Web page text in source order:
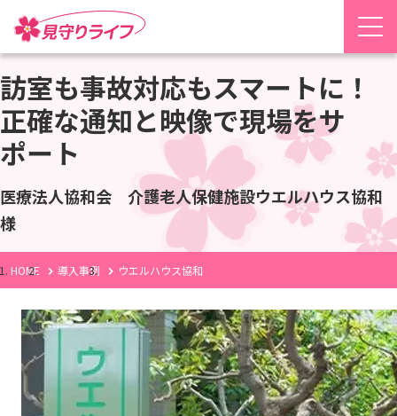
訪室も事故対応もスマートに！
正確な通知と映像で現場をサ
ポート
医療法人協和会 介護老人保健施設ウエルハウス協和
様
HOME 導入事例 ウエルハウス協和